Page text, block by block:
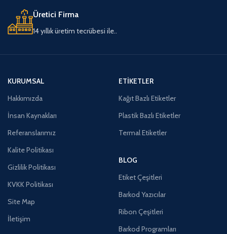
Üretici Firma
14 yıllık üretim tecrübesi ile..
KURUMSAL
Hakkımızda
İnsan Kaynakları
Referanslarımız
Kalite Politikası
Gizlilik Politikası
KVKK Politikası
Site Map
İletişim
ETIKETLER
Kağıt Bazlı Etiketler
Plastik Bazlı Etiketler
Termal Etiketler
BLOG
Etiket Çeşitleri
Barkod Yazıcılar
Ribon Çeşitleri
Barkod Programları